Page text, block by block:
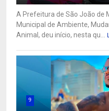
A Prefeitura de São João de
Municipal de Ambiente,
Animal, deu início, nesta qu...
9